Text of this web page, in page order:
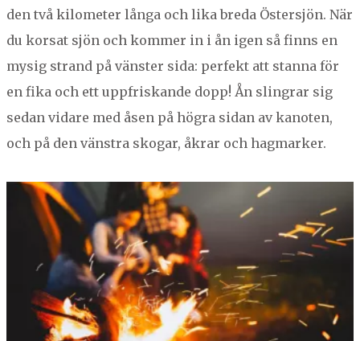
den två kilo­me­ter lån­ga och lika bre­da Öster­sjön. När
du kor­sat sjön och kom­mer in i ån igen så finns en
mysig strand på vän­ster sida: per­fekt att stan­na för
en fika och ett uppfriskande dopp! Ån slin­grar sig
sedan vidare med åsen på högra sidan av kan­oten,
och på den vän­stra skog­ar, åkrar och hagmarker.